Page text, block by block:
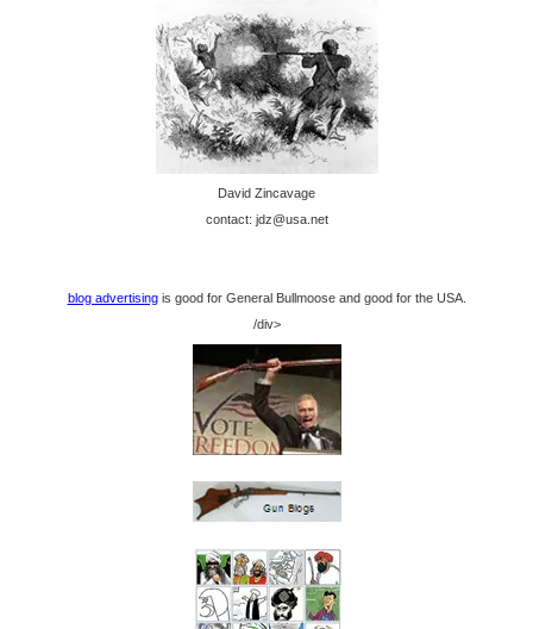
David Zincavage
contact: jdz@usa.net
blog advertisingis good for General Bullmoose and good for the USA.
/div>